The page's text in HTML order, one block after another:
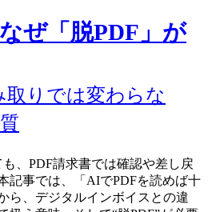
ぜ「脱PDF」が
取りでは変わらな
、PDF請求書では確認や差し戻
記事では、「AIでPDFを読めば十
ら、デジタルインボイスとの違